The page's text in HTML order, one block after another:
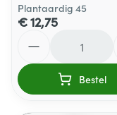
Plantaardig 45
€ 12,75
Bestel